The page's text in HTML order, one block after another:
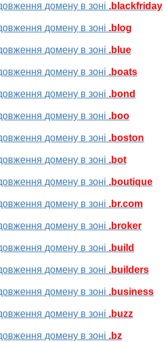
домену в зоні .blackfriday
домену в зоні .blog
домену в зоні .blue
домену в зоні .boats
домену в зоні .bond
домену в зоні .boo
домену в зоні .boston
домену в зоні .bot
домену в зоні .boutique
домену в зоні .br.com
домену в зоні .broker
домену в зоні .build
домену в зоні .builders
домену в зоні .business
домену в зоні .buzz
домену в зоні .bz